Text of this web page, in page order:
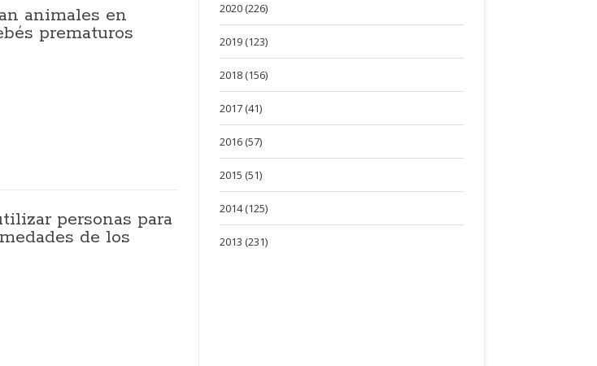
animales en
prematuros
personas para
de los
2020 (226)
2019 (123)
2018 (156)
2017 (41)
2016 (57)
2015 (51)
2014 (125)
2013 (231)